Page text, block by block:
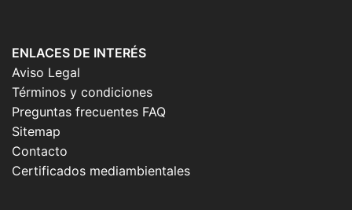
ENLACES DE INTERÉS
Aviso Legal
Términos y condiciones
Preguntas frecuentes FAQ
Sitemap
Contacto
Certificados mediambientales